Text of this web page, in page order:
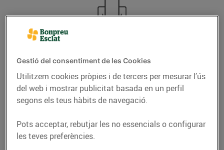
El dia de la promoció, s’emetun val de 5€ de
descompte per cada 10€ de comprafins a un
màxim de 20 vals. En cap cas s’emetran vals
inferiors a 5€ per l’import restant.
0€ - 9,99€
0
Gestió del consentiment de les Cookies
Utilitzem cookies pròpies i de tercers per mesurar l’ús
del web i mostrar publicitat basada en un perfil
segons els teus hàbits de navegació.
Pots acceptar, rebutjar les no essencials o configurar
les teves preferències.